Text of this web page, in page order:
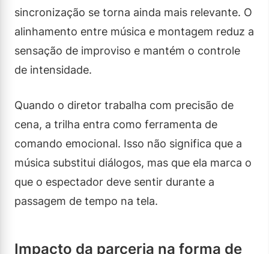
sincronização se torna ainda mais relevante. O
alinhamento entre música e montagem reduz a
sensação de improviso e mantém o controle
de intensidade.
Quando o diretor trabalha com precisão de
cena, a trilha entra como ferramenta de
comando emocional. Isso não significa que a
música substitui diálogos, mas que ela marca o
que o espectador deve sentir durante a
passagem de tempo na tela.
Impacto da parceria na forma de